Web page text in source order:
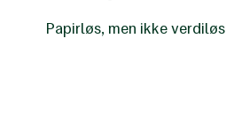
Papirløs, men ikke verdiløs